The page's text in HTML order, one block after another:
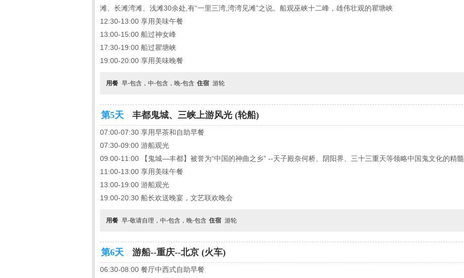
滩、长滩湾滩、浅滩30余处,有“一里三湾,湾湾见滩”之说。船观巫峡十二峰，雄伟壮观的瞿塘峡
12:30-13:00 享用美味午餐
13:00-15:00 船过神女峰
17:30-19:00 船过瞿塘峡
19:00-20:00 享用美味晚餐
用餐 早-包含，中-包含，晚-包含 住宿 游轮
第5天 丰都鬼城、三峡上游风光 (轮船)
07:00-07:30 享用早茶和自助早餐
07:30-09:00 游船观光
09:00-11:00 【鬼城—丰都】被誉为“中国的神曲之乡” --天子殿奈何桥、阴阳界、三十三重天等领略中国鬼文化的精髓
11:00-13:00 享用美味午餐
13:00-19:00 游船观光
19:00-20:30 船长欢送晚宴，文艺联欢晚会
用餐 早-敬请自理，中-包含，晚-包含 住宿 游轮
第6天 游船--重庆--北京 (火车)
06:30-08:00 餐厅中西式自助早餐